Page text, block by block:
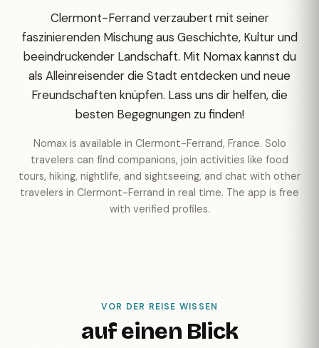
Clermont-Ferrand verzaubert mit seiner
faszinierenden Mischung aus Geschichte, Kultur und
beeindruckender Landschaft. Mit Nomax kannst du
als Alleinreisender die Stadt entdecken und neue
Freundschaften knüpfen. Lass uns dir helfen, die
besten Begegnungen zu finden!
Nomax is available in Clermont-Ferrand, France. Solo
travelers can find companions, join activities like food
tours, hiking, nightlife, and sightseeing, and chat with other
travelers in Clermont-Ferrand in real time. The app is free
with verified profiles.
VOR DER REISE WISSEN
auf einen Blick